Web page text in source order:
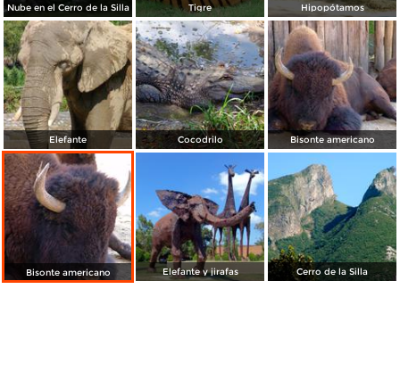
Nube en el Cerro de la Silla Tigre Hipopótamos
Elefante Cocodrilo Bisonte americano
Bisonte americano Elefante y jirafas Cerro de la Silla